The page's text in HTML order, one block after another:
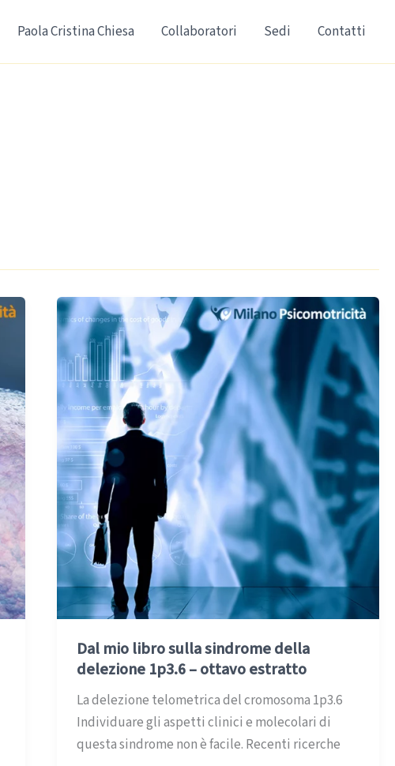
Paola Cristina Chiesa Collaboratori Sedi Contatti
Dal mio libro sulla sindrome della
delezione 1p3.6 – ottavo estratto
La delezione telometrica del cromosoma 1p3.6
Individuare gli aspetti clinici e molecolari di
questa sindrome non è facile. Recenti ricerche